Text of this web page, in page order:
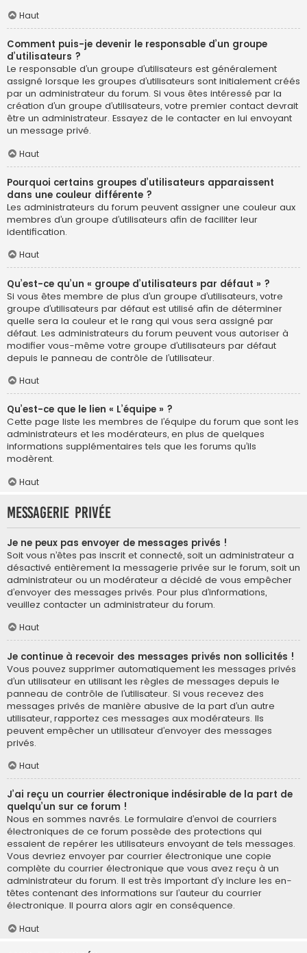
Haut
Comment puis-je devenir le responsable d’un groupe
d’utilisateurs ?
Le responsable d’un groupe d’utilisateurs est généralement
assigné lorsque les groupes d’utilisateurs sont initialement créés
par un administrateur du forum. Si vous êtes intéressé par la
création d’un groupe d’utilisateurs, votre premier contact devrait
être un administrateur. Essayez de le contacter en lui envoyant
un message privé.
Haut
Pourquoi certains groupes d’utilisateurs apparaissent
dans une couleur différente ?
Les administrateurs du forum peuvent assigner une couleur aux
membres d’un groupe d’utilisateurs afin de faciliter leur
identification.
Haut
Qu’est-ce qu’un « groupe d’utilisateurs par défaut » ?
Si vous êtes membre de plus d’un groupe d’utilisateurs, votre
groupe d’utilisateurs par défaut est utilisé afin de déterminer
quelle sera la couleur et le rang qui vous sera assigné par
défaut. Les administrateurs du forum peuvent vous autoriser à
modifier vous-même votre groupe d’utilisateurs par défaut
depuis le panneau de contrôle de l’utilisateur.
Haut
Qu’est-ce que le lien « L’équipe » ?
Cette page liste les membres de l’équipe du forum que sont les
administrateurs et les modérateurs, en plus de quelques
informations supplémentaires tels que les forums qu’ils
modèrent.
Haut
Messagerie privée
Je ne peux pas envoyer de messages privés !
Soit vous n’êtes pas inscrit et connecté, soit un administrateur a
désactivé entièrement la messagerie privée sur le forum, soit un
administrateur ou un modérateur a décidé de vous empêcher
d’envoyer des messages privés. Pour plus d’informations,
veuillez contacter un administrateur du forum.
Haut
Je continue à recevoir des messages privés non sollicités !
Vous pouvez supprimer automatiquement les messages privés
d’un utilisateur en utilisant les règles de messages depuis le
panneau de contrôle de l’utilisateur. Si vous recevez des
messages privés de manière abusive de la part d’un autre
utilisateur, rapportez ces messages aux modérateurs. Ils
peuvent empêcher un utilisateur d’envoyer des messages
privés.
Haut
J’ai reçu un courrier électronique indésirable de la part de
quelqu’un sur ce forum !
Nous en sommes navrés. Le formulaire d’envoi de courriers
électroniques de ce forum possède des protections qui
essaient de repérer les utilisateurs envoyant de tels messages.
Vous devriez envoyer par courrier électronique une copie
complète du courrier électronique que vous avez reçu à un
administrateur du forum. Il est très important d’y inclure les en-
têtes contenant des informations sur l’auteur du courrier
électronique. Il pourra alors agir en conséquence.
Haut